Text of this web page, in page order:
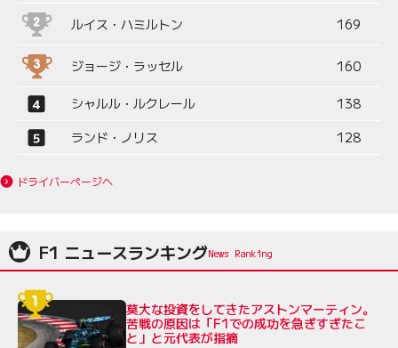
ルイス・ハミルトン 169
ジョージ・ラッセル 160
シャルル・ルクレール
138
ランド・ノリス
128
ドライバーページへ
F1 ニュースランキング
莫大な投資をしてきたアストンマーティン。
苦戦の原因は「F1での成功を急ぎすぎたこ
と」と元代表が指摘